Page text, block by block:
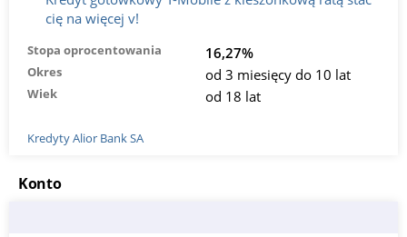
cię na więcej v!
Stopa oprocentowania 16,27%
Okres od 3 miesięcy do 10 lat
Wiek od 18 lat
Kredyty Alior Bank SA
Konto